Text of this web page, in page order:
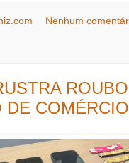
Nenhum
DE COMÉRCIO